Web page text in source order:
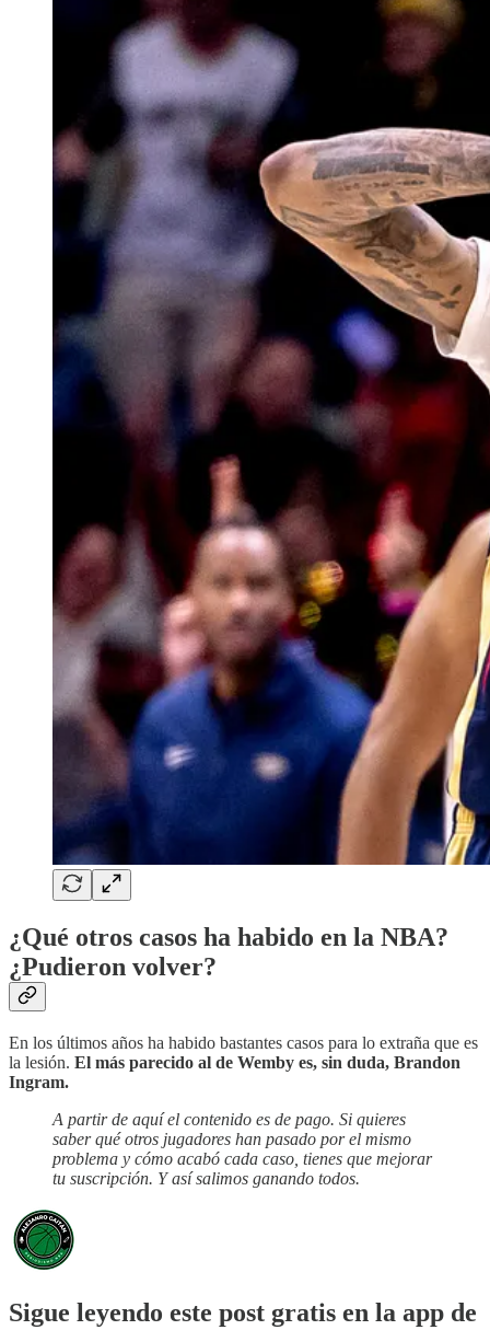
¿Qué otros casos ha habido en la NBA?
¿Pudieron volver?
En los últimos años ha habido bastantes casos para lo extraña que es
la lesión. El más parecido al de Wemby es, sin duda, Brandon
Ingram.
A partir de aquí el contenido es de pago. Si quieres
saber qué otros jugadores han pasado por el mismo
problema y cómo acabó cada caso, tienes que mejorar
tu suscripción. Y así salimos ganando todos.
Sigue leyendo este post gratis en la app de